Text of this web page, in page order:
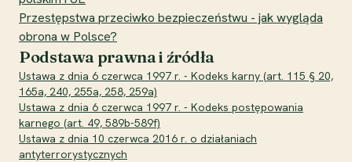
Przestępstwa przeciwko bezpieczeństwu - jak wygląda
obrona w Polsce?
Podstawa prawna i źródła
Ustawa z dnia 6 czerwca 1997 r. - Kodeks karny (art. 115 § 20,
165a, 240, 255a, 258, 259a)
Ustawa z dnia 6 czerwca 1997 r. - Kodeks postępowania
karnego (art. 49, 589b-589f)
Ustawa z dnia 10 czerwca 2016 r. o działaniach
antyterrorystycznych